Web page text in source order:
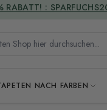
Shop hier durchsuchen...
NACH FARBEN